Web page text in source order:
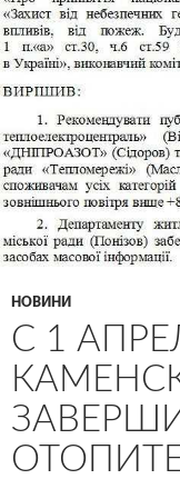
НОВИНИ
С 1